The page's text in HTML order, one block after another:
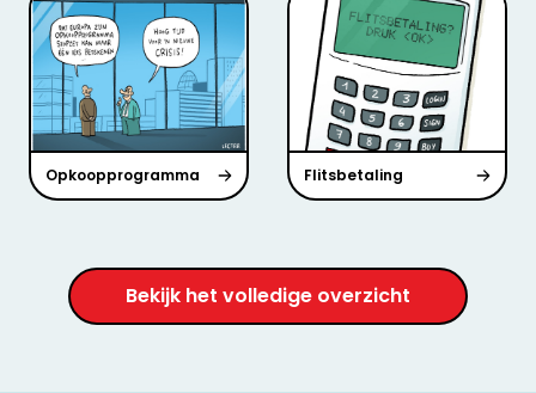
Opkoopprogramma Flitsbetaling
Bekijk het volledige overzicht